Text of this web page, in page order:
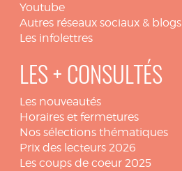
Youtube
Autres réseaux sociaux & blogs
Les infolettres
LES + CONSULTÉS
Les nouveautés
Horaires et fermetures
Nos sélections thématiques
Prix des lecteurs 2026
Les coups de coeur 2025